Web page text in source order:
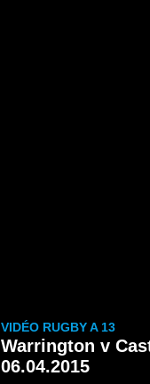
VIDÉO RUGBY A 13
Warrington v
06.04.2015